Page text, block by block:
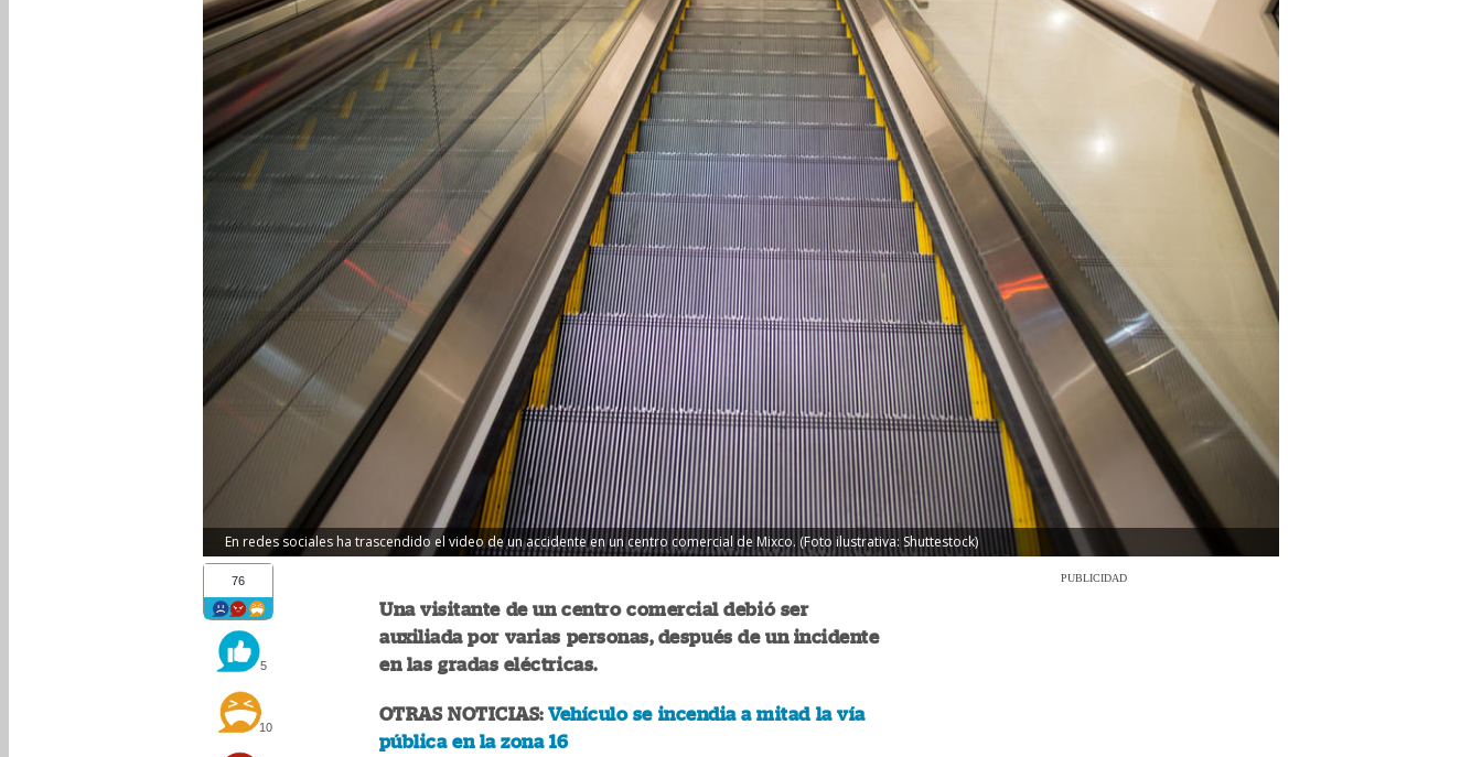
En redes sociales ha trascendido el video de un accidente en un centro comercial de Mixco. (Foto ilustrativa: Shuttestock)
76
5
10
Una visitante de un centro comercial debió ser
auxiliada por varias personas, después de un incidente
en las gradas eléctricas.
OTRAS NOTICIAS:Vehículo se incendia a mitad la vía
pública en la zona 16
PUBLICIDAD